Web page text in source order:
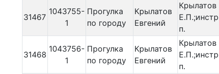
31467
1043755-
1
Прогулка
по городу
Крылатов
Евгений
Крылатов
п.
31468
1043756-
1
Прогулка
по городу
Крылатов
Евгений
Крылатов
п.